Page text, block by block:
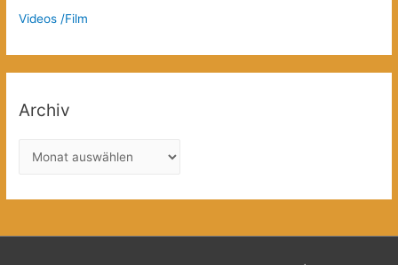
Videos /Film
Archiv
c